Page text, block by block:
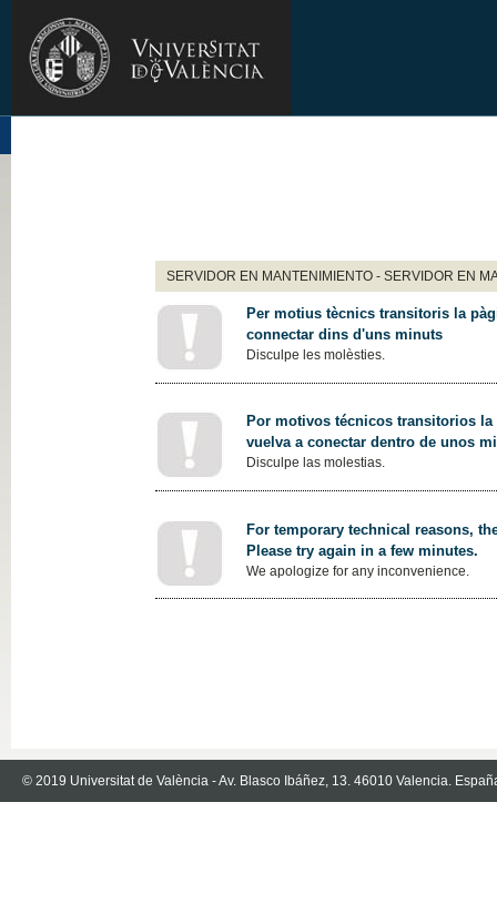
SERVIDOR EN MANTENIMIENTO - SERVIDOR EN
Per motius tècnics transitoris la
connectar dins d'uns minuts
Disculpe les molèsties.
Por motivos técnicos transitorios
vuelva a conectar dentro de unos
Disculpe las molestias.
For temporary technical reasons,
Please try again in a few minutes.
We apologize for any inconvenience.
© 2019 Universitat de València - Av. Blasco Ibáñez, 13. 46010 Valencia.